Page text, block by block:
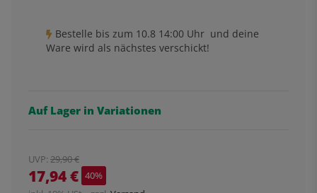
Bestelle bis zum 10.8 14:00 Uhr und deine
Ware wird als nächstes verschickt!
Auf Lager in Variationen
UVP: 29,90 €
17,94 € 40%